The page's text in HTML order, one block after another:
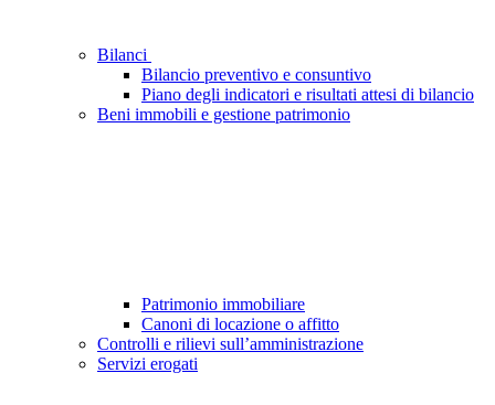
Bilanci
Bilancio preventivo e consuntivo
Piano degli indicatori e risultati attesi di bilancio
Beni immobili e gestione patrimonio
Patrimonio immobiliare
Canoni di locazione o affitto
Controlli e rilievi sull’amministrazione
Servizi erogati